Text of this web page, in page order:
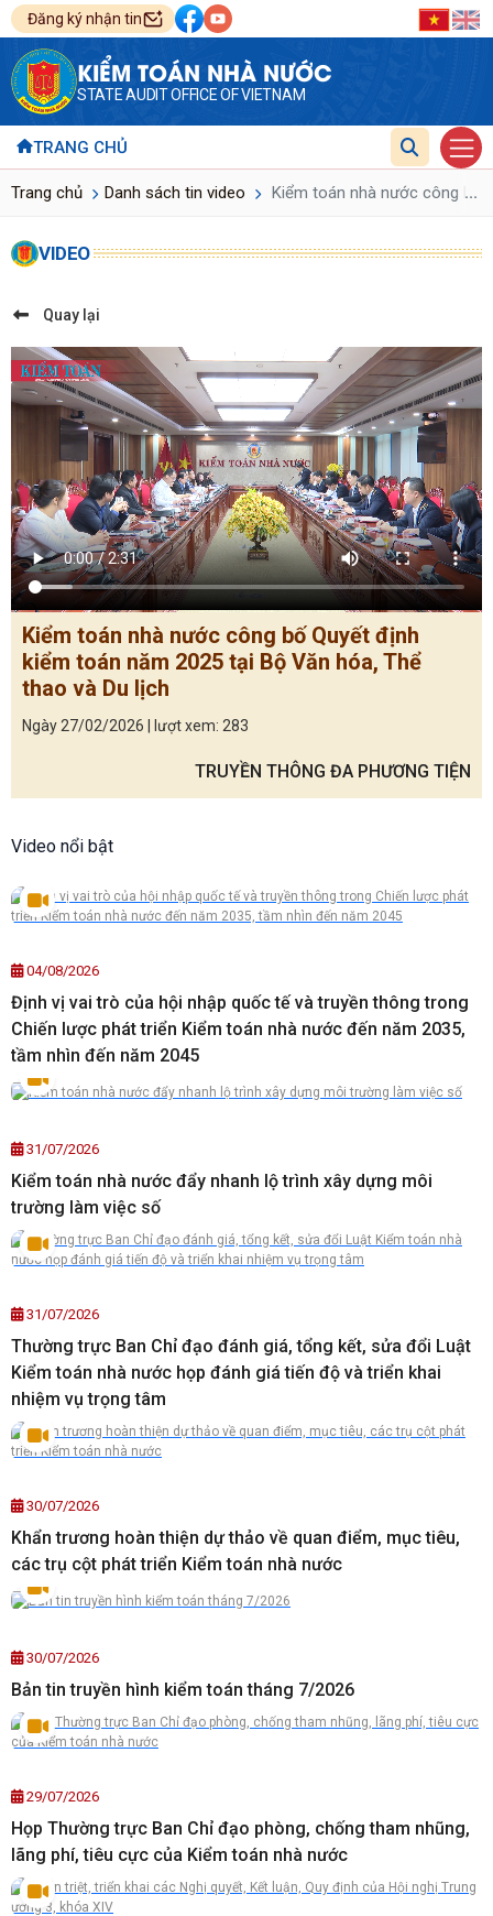
Đăng ký nhận tin
KIỂM TOÁN NHÀ NƯỚC
STATE AUDIT OFFICE OF VIETNAM
TRANG CHỦ
Trang chủ Danh sách tin video Kiểm toán nhà nước công bố
...
VIDEO
Quay lại
Kiểm toán nhà nước công bố Quyết định
kiểm toán năm 2025 tại Bộ Văn hóa, Thể
thao và Du lịch
Ngày 27/02/2026 | lượt xem: 283
TRUYỀN THÔNG ĐA PHƯƠNG TIỆN
Video nổi bật
04/08/2026
Định vị vai trò của hội nhập quốc tế và truyền thông trong
Chiến lược phát triển Kiểm toán nhà nước đến năm 2035,
tầm nhìn đến năm 2045
31/07/2026
Kiểm toán nhà nước đẩy nhanh lộ trình xây dựng môi
trường làm việc số
31/07/2026
Thường trực Ban Chỉ đạo đánh giá, tổng kết, sửa đổi Luật
Kiểm toán nhà nước họp đánh giá tiến độ và triển khai
nhiệm vụ trọng tâm
30/07/2026
Khẩn trương hoàn thiện dự thảo về quan điểm, mục tiêu,
các trụ cột phát triển Kiểm toán nhà nước
30/07/2026
Bản tin truyền hình kiểm toán tháng 7/2026
29/07/2026
Họp Thường trực Ban Chỉ đạo phòng, chống tham nhũng,
lãng phí, tiêu cực của Kiểm toán nhà nước